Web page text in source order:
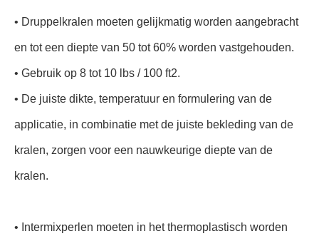
• Druppelkralen moeten gelijkmatig worden aangebracht
en tot een diepte van 50 tot 60% worden vastgehouden.
• Gebruik op 8 tot 10 lbs / 100 ft2.
• De juiste dikte, temperatuur en formulering van de
applicatie, in combinatie met de juiste bekleding van de
kralen, zorgen voor een nauwkeurige diepte van de
kralen.
• Intermixperlen moeten in het thermoplastisch worden